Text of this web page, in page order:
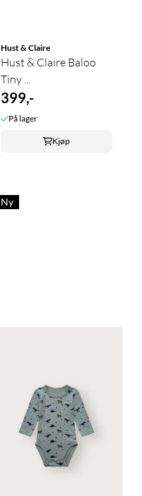
Hust & Claire
Hust & Claire Baloo
Tiny ...
399,-
På lager
Kjøp
Ny